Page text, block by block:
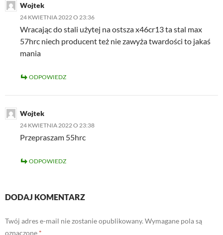
Wojtek
24 KWIETNIA 2022 O 23:36
Wracając do stali użytej na ostsza x46cr13 ta stal max
57hrc niech producent też nie zawyża twardości to jakaś
mania
ODPOWIEDZ
Wojtek
24 KWIETNIA 2022 O 23:38
Przepraszam 55hrc
ODPOWIEDZ
DODAJ KOMENTARZ
Twój adres e-mail nie zostanie opublikowany. Wymagane pola są
oznaczone *